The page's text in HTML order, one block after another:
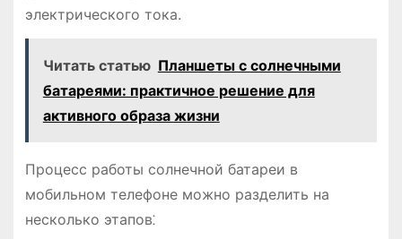
электрического тока.
Читать статью Планшеты с солнечными
батареями: практичное решение для
активного образа жизни
Процесс работы солнечной батареи в
мобильном телефоне можно разделить на
несколько этапов⁚